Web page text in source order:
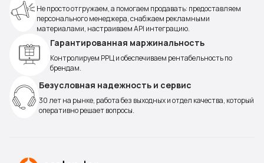
Не просто отгружаем, а помогаем продавать: предоставляем
персонального менеджера, снабжаем рекламными
материалами, настраиваем API интеграцию.
Гарантированная маржинальность
Контролируем РРЦ и обеспечиваем рентабельность по
брендам.
Безусловная надежность и сервис
30 лет на рынке, работа без выходных и отдел качества, который
оперативно решает вопросы.